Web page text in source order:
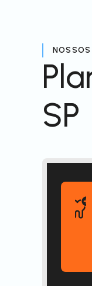
NOSSOS
SP